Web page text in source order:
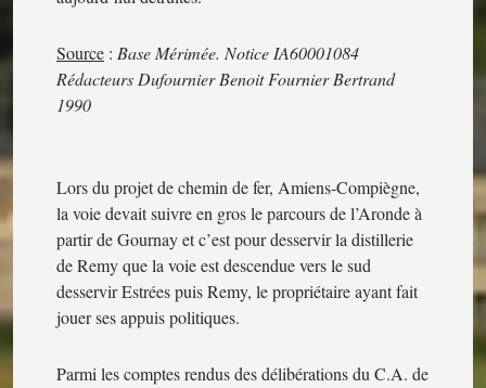
Source : Base Mérimée. Notice IA60001084
Rédacteurs Dufournier Benoit Fournier Bertrand
1990
Lors du projet de chemin de fer, Amiens-Compiègne,
la voie devait suivre en gros le parcours de l’Aronde à
partir de Gournay et c’est pour desservir la distillerie
de Remy que la voie est descendue vers le sud
desservir Estrées puis Remy, le propriétaire ayant fait
jouer ses appuis politiques.
Parmi les comptes rendus des délibérations du C.A. de